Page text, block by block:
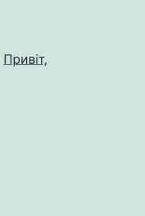
Привіт,